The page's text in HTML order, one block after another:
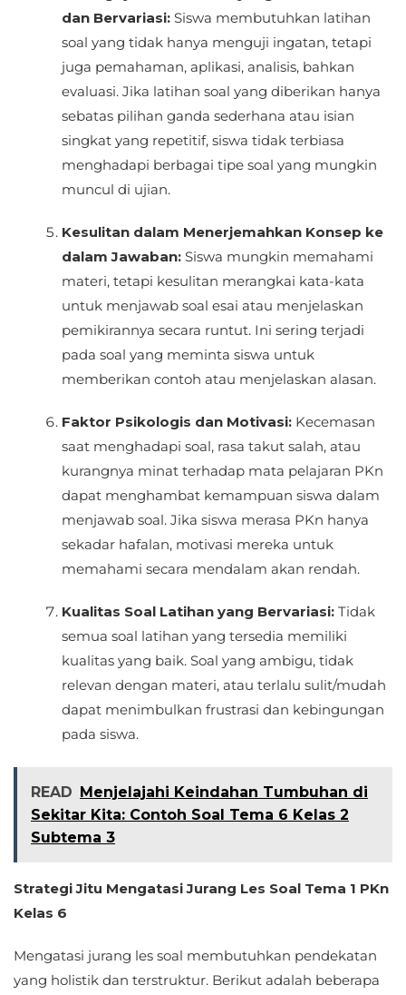
dan Bervariasi: Siswa membutuhkan latihan
soal yang tidak hanya menguji ingatan, tetapi
juga pemahaman, aplikasi, analisis, bahkan
evaluasi. Jika latihan soal yang diberikan hanya
sebatas pilihan ganda sederhana atau isian
singkat yang repetitif, siswa tidak terbiasa
menghadapi berbagai tipe soal yang mungkin
muncul di ujian.
Kesulitan dalam Menerjemahkan Konsep ke
dalam Jawaban: Siswa mungkin memahami
materi, tetapi kesulitan merangkai kata-kata
untuk menjawab soal esai atau menjelaskan
pemikirannya secara runtut. Ini sering terjadi
pada soal yang meminta siswa untuk
memberikan contoh atau menjelaskan alasan.
Faktor Psikologis dan Motivasi: Kecemasan
saat menghadapi soal, rasa takut salah, atau
kurangnya minat terhadap mata pelajaran PKn
dapat menghambat kemampuan siswa dalam
menjawab soal. Jika siswa merasa PKn hanya
sekadar hafalan, motivasi mereka untuk
memahami secara mendalam akan rendah.
Kualitas Soal Latihan yang Bervariasi: Tidak
semua soal latihan yang tersedia memiliki
kualitas yang baik. Soal yang ambigu, tidak
relevan dengan materi, atau terlalu sulit/mudah
dapat menimbulkan frustrasi dan kebingungan
pada siswa.
READ Menjelajahi Keindahan Tumbuhan di
Sekitar Kita: Contoh Soal Tema 6 Kelas 2
Subtema 3
Strategi Jitu Mengatasi Jurang Les Soal Tema 1 PKn
Kelas 6
Mengatasi jurang les soal membutuhkan pendekatan
yang holistik dan terstruktur. Berikut adalah beberapa